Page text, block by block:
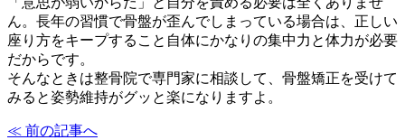
ん。長年の習慣で骨盤が歪んでしまっている場合は、正しい
座り方をキープすること自体にかなりの集中力と体力が必要
だからです。
そんなときは整骨院で専門家に相談して、骨盤矯正を受けて
みると姿勢維持がグッと楽になりますよ。
≪ 前の記事へ